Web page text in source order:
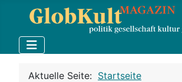
Aktuelle Seite: Startseite